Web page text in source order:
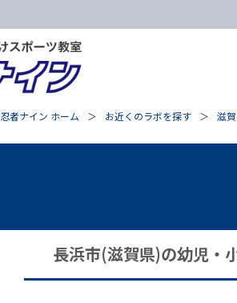
忍者ナイン ホーム お近くのラボを探す 滋
長浜市(滋賀県)の幼児・